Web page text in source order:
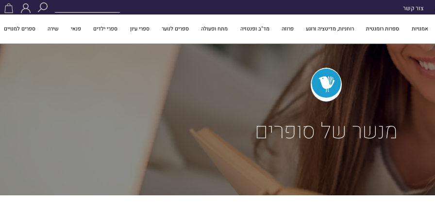
צור קשר
אמנויות ספרות רומנטית רוחניות, מדיטציה ורוגע פרוזה מד"ב ופנטזיה מתח ופעולה ספרים לנוער ספרי עיון ספרי ילדים פנאי שירה ספרים למנויים
מנשר של סופרים